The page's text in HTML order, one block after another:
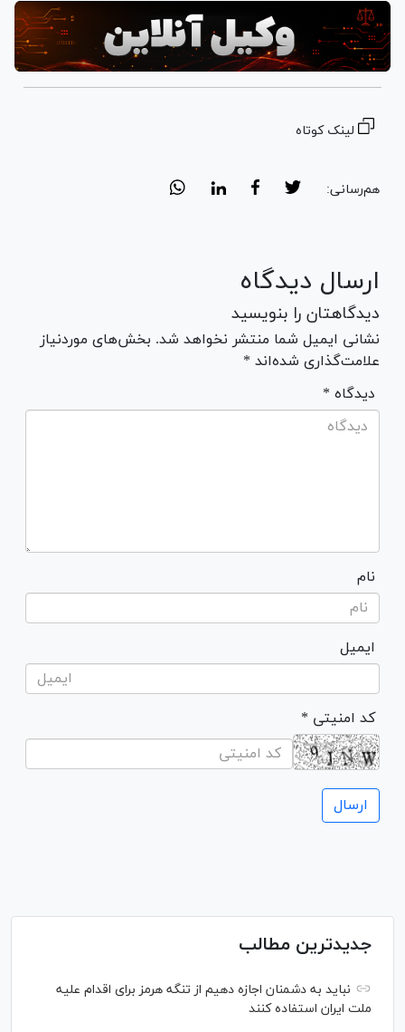
لینک کوتاه
هم‌رسانی:
ارسال دیدگاه
دیدگاهتان را بنویسید
نشانی ایمیل شما منتشر نخواهد شد. بخش‌های موردنیاز
علامت‌گذاری شده‌اند *
* دیدگاه
نام
ایمیل
* کد امنیتی
جدیدترین مطالب
نباید به دشمنان اجازه دهیم از تنگه هرمز برای اقدام علیه
ملت ایران استفاده کنند